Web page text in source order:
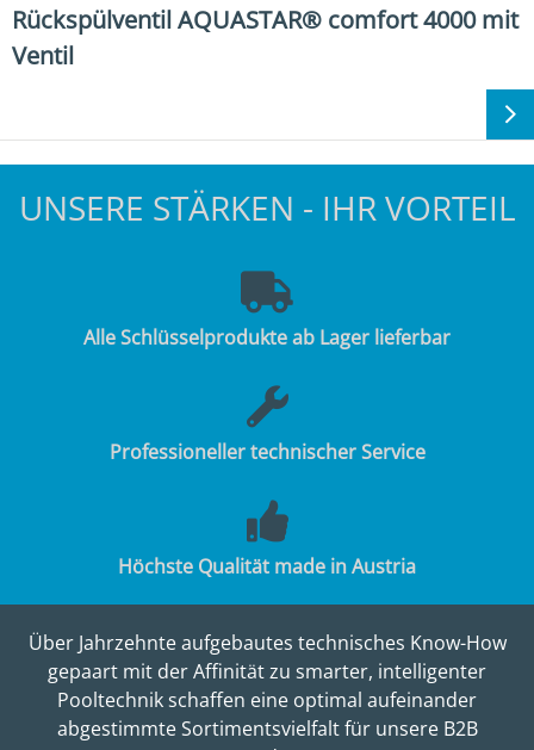
Rückspülventil AQUASTAR® comfort 4000 mit
Ventil
UNSERE STÄRKEN - IHR VORTEIL
Alle Schlüsselprodukte ab Lager lieferbar
Professioneller technischer Service
Höchste Qualität made in Austria
Über Jahrzehnte aufgebautes technisches Know-How
gepaart mit der Affinität zu smarter, intelligenter
Pooltechnik schaffen eine optimal aufeinander
abgestimmte Sortimentsvielfalt für unsere B2B